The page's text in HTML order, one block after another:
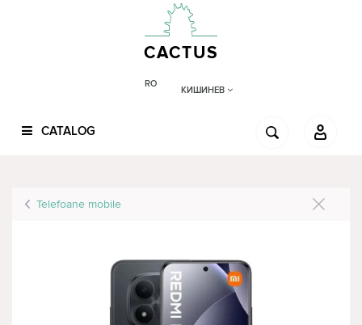
CACTUS
RO
КИШИНЕВ
CATALOG
Telefoane mobile